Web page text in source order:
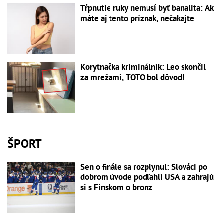
Tŕpnutie ruky nemusí byť banalita: Ak
máte aj tento príznak, nečakajte
Korytnačka kriminálnik: Leo skončil
za mrežami, TOTO bol dôvod!
ŠPORT
Sen o finále sa rozplynul: Slováci po
dobrom úvode podľahli USA a zahrajú
si s Fínskom o bronz